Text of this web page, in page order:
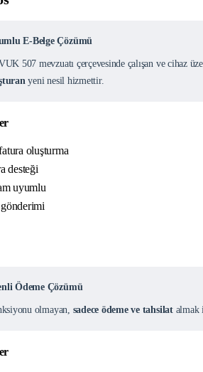
E-Belge Çözümü
507 mevzuatı çerçevesinde çalışan ve cihaz
yeni nesil hizmettir.
oluşturma
desteği
uyumlu
Ödeme Çözümü
olmayan, sadece ödeme ve tahsilatalmak